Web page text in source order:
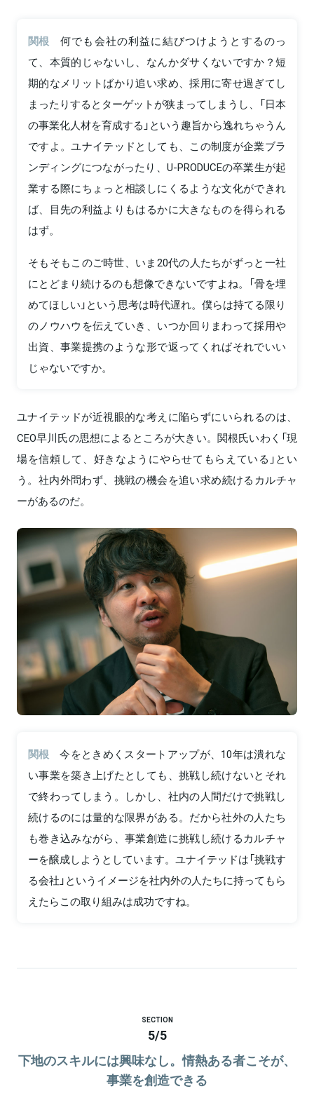
関根
何でも会社の利益に結びつけようとするのっ
て、本質的じゃないし、なんかダサくないですか？短
期的なメリットばかり追い求め、採用に寄せ過ぎてし
まったりするとターゲットが狭まってしまうし、「日本
の事業化人材を育成する」という趣旨から逸れちゃうん
ですよ。ユナイテッドとしても、この制度が企業ブラ
ンディングにつながったり、U-PRODUCEの卒業生が起
業する際にちょっと相談しにくるような文化ができれ
ば、目先の利益よりもはるかに大きなものを得られる
はず。
そもそもこのご時世、いま20代の人たちがずっと一社
にとどまり続けるのも想像できないですよね。「骨を埋
めてほしい」という思考は時代遅れ。僕らは持てる限り
のノウハウを伝えていき、いつか回りまわって採用や
出資、事業提携のような形で返ってくればそれでいい
じゃないですか。
ユナイテッドが近視眼的な考えに陥らずにいられるのは、
CEO早川氏の思想によるところが大きい。関根氏いわく「現
場を信頼して、好きなようにやらせてもらえている」とい
う。社内外問わず、挑戦の機会を追い求め続けるカルチャ
ーがあるのだ。
関根
今をときめくスタートアップが、10年は潰れな
い事業を築き上げたとしても、挑戦し続けないとそれ
で終わってしまう。しかし、社内の人間だけで挑戦し
続けるのには量的な限界がある。だから社外の人たち
も巻き込みながら、事業創造に挑戦し続けるカルチャ
ーを醸成しようとしています。ユナイテッドは「挑戦す
る会社」というイメージを社内外の人たちに持ってもら
えたらこの取り組みは成功ですね。
SECTION
5/5
下地のスキルには興味なし。情熱ある者こそが、
事業を創造できる